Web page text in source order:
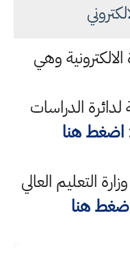
الالكترونية وهي
لدائرة الدراسات
اضغط هنا
التعليم العالي
هنا